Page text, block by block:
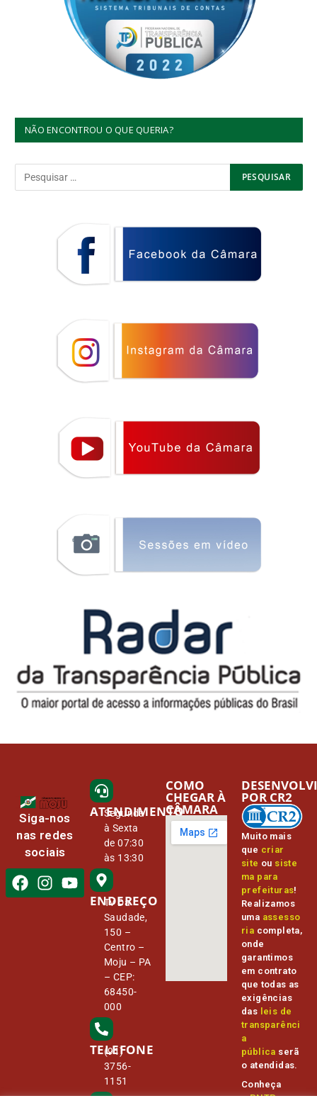
NÃO ENCONTROU O QUE QUERIA?
Siga-nos
nas redes
sociais
ATENDIMENTO
Segunda
à Sexta
de 07:30
às 13:30
ENDEREÇO
Tv Da
Saudade,
150 –
Centro –
Moju – PA
– CEP:
68450-
000
TELEFONE
(91)
3756-
1151
COMO
CHEGAR À
CÂMARA
Muito mais
que criar
site ou siste
ma para
prefeituras!
Realizamos
uma assesso
ria completa,
onde
garantimos
em contrato
que todas as
exigências
das leis de
transparênci
a
pública serã
o atendidas.
Conheça
oPNTPe
POR CR2